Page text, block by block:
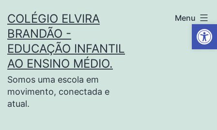
Barra de
COLÉGIO ELVIRA
BRANDÃO -
EDUCAÇÃO INFANTIL
AO ENSINO MÉDIO.
Somos uma escola em
movimento, conectada e
atual.
Menu